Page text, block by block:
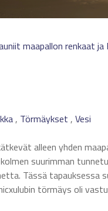
maapallon renkaat
, Törmäykset , Vesi
alleen yhden
suurimman
Tässä tapauksessa
törmäys oli